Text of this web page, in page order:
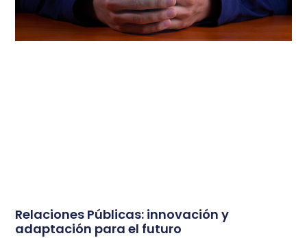
Relaciones Públicas: innovación y
adaptación para el futuro